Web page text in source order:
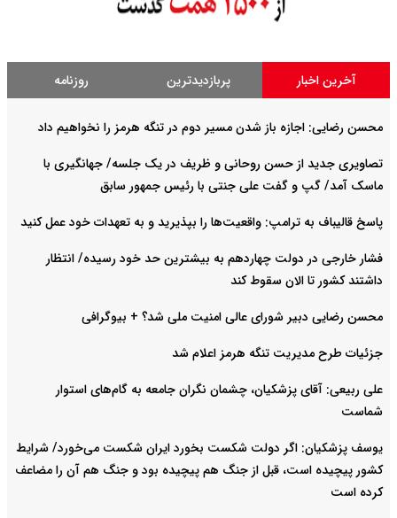
آخرین اخبار پربازدیدترین روزنامه
محسن رضایی: اجازه باز شدن مسیر دوم در تنگه هرمز را نخواهیم داد
تصاویری جدید از حسن روحانی و ظریف در یک جلسه/ جهانگیری با
ماسک آمد/ گپ و گفت علی جنتی با رئیس جمهور سابق
پاسخ قالیباف به ترامپ: واقعیت‌ها را بپذیرید و به تعهدات خود عمل کنید
فشار خارجی در دولت چهاردهم به بیشترین حد خود رسیده/ انتظار
داشتند کشور تا الان سقوط کند
محسن رضایی دبیر شورای عالی امنیت ملی شد؟ + بیوگرافی
جزئیات طرح مدیریت تنگه هرمز اعلام شد
علی ربیعی: آقای پزشکیان، چشمان نگران جامعه به گام‌های استوار
شماست
یوسف پزشکیان: اگر دولت شکست بخورد ایران شکست می‌خورد/ شرایط
کشور پیچیده است، قبل از جنگ هم پیچیده بود و جنگ هم آن را مضاعف‌
کرده است